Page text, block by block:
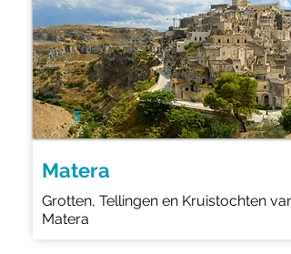
5
Matera
Grotten, Tellingen en Kruistochten van
Matera